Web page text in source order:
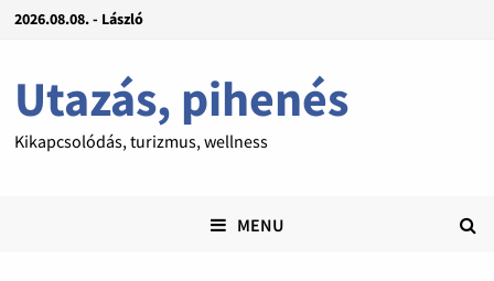
2026.08.08. - László
Utazás, pihenés
Kikapcsolódás, turizmus, wellness
MENU